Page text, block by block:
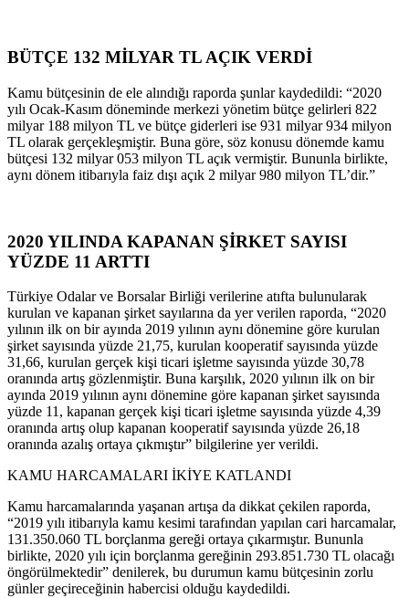
BÜTÇE 132 MİLYAR TL AÇIK VERDİ
Kamu bütçesinin de ele alındığı raporda şunlar kaydedildi: “2020
yılı Ocak-Kasım döneminde merkezi yönetim bütçe gelirleri 822
milyar 188 milyon TL ve bütçe giderleri ise 931 milyar 934 milyon
TL olarak gerçekleşmiştir. Buna göre, söz konusu dönemde kamu
bütçesi 132 milyar 053 milyon TL açık vermiştir. Bununla birlikte,
aynı dönem itibarıyla faiz dışı açık 2 milyar 980 milyon TL’dir.”
2020 YILINDA KAPANAN ŞİRKET SAYISI
YÜZDE 11 ARTTI
Türkiye Odalar ve Borsalar Birliği verilerine atıfta bulunularak
kurulan ve kapanan şirket sayılarına da yer verilen raporda, “2020
yılının ilk on bir ayında 2019 yılının aynı dönemine göre kurulan
şirket sayısında yüzde 21,75, kurulan kooperatif sayısında yüzde
31,66, kurulan gerçek kişi ticari işletme sayısında yüzde 30,78
oranında artış gözlenmiştir. Buna karşılık, 2020 yılının ilk on bir
ayında 2019 yılının aynı dönemine göre kapanan şirket sayısında
yüzde 11, kapanan gerçek kişi ticari işletme sayısında yüzde 4,39
oranında artış olup kapanan kooperatif sayısında yüzde 26,18
oranında azalış ortaya çıkmıştır” bilgilerine yer verildi.
KAMU HARCAMALARI İKİYE KATLANDI
Kamu harcamalarında yaşanan artışa da dikkat çekilen raporda,
“2019 yılı itibarıyla kamu kesimi tarafından yapılan cari harcamalar,
131.350.060 TL borçlanma gereği ortaya çıkarmıştır. Bununla
birlikte, 2020 yılı için borçlanma gereğinin 293.851.730 TL olacağı
öngörülmektedir” denilerek, bu durumun kamu bütçesinin zorlu
günler geçireceğinin habercisi olduğu kaydedildi.